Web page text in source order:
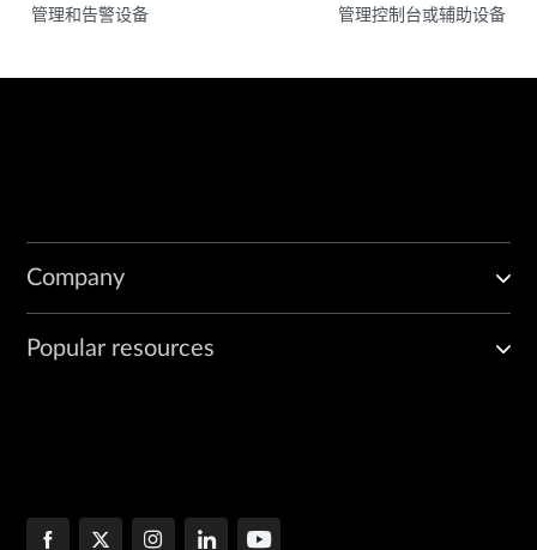
管理和告警设备
管理控制台或辅助设备
Company
Popular resources